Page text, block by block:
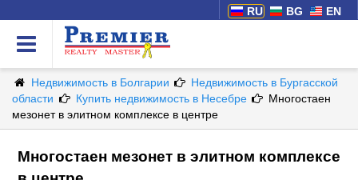
RU BG EN
Недвижимость в Болгарии
Недвижимость в Бургасской
области
Купить недвижимость в Несебре
Многостаен
мезонет в элитном комплексе в центре
Многостаен мезонет в элитном комплексе